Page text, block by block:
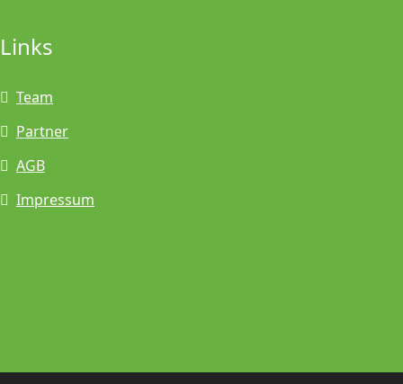
Links
Team
Partner
AGB
Impressum